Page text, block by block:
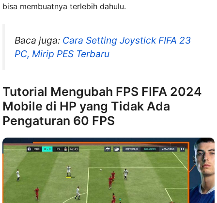
bisa membuatnya terlebih dahulu.
Baca juga: Cara Setting Joystick FIFA 23
PC, Mirip PES Terbaru
Tutorial Mengubah FPS FIFA 2024
Mobile di HP yang Tidak Ada
Pengaturan 60 FPS